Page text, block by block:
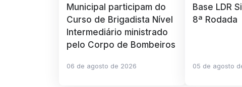
Municipal participam do
Curso de Brigadista Nível
Intermediário ministrado
pelo Corpo de Bombeiros
06 de agosto de 2026
Base LDR
8ª Rodada
05 de agosto